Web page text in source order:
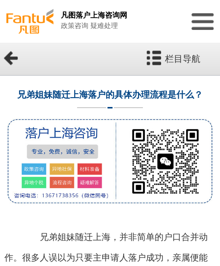
凡图落户上海咨询网
政策咨询 疑难处理
栏目导航
兄弟姐妹随迁上海落户的具体办理流程是什么？
兄弟姐妹随迁上海，并非简单的户口合并动
作。很多人误以为只要主申请人落户成功，亲属便能